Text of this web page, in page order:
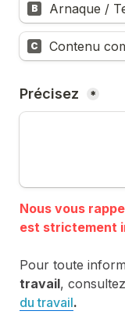
B Arnaque /
C Contenu
Précisez *
Nous vous
Pour toute
travail,
du travail